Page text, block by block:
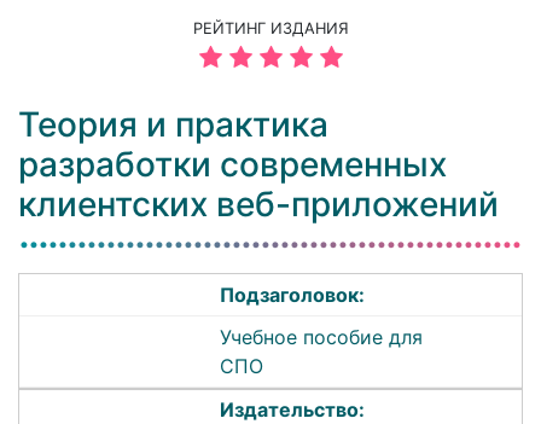
РЕЙТИНГ ИЗДАНИЯ
Теория и практика
разработки современных
клиентских веб-приложений
Подзаголовок:
Учебное пособие для
СПО
Издательство: